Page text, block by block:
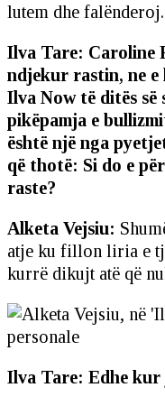
lutem dhe falënderoj.
Ilva Tare: Caroline
ndjekur rastin, ne e
Ilva Now të ditës
pikëpamja e
është një nga
që thotë: Si do e
raste?
Alketa Vejsiu:
atje ku fillon liria e
kurrë dikujt atë që
Ilva Tare: Edhe kur